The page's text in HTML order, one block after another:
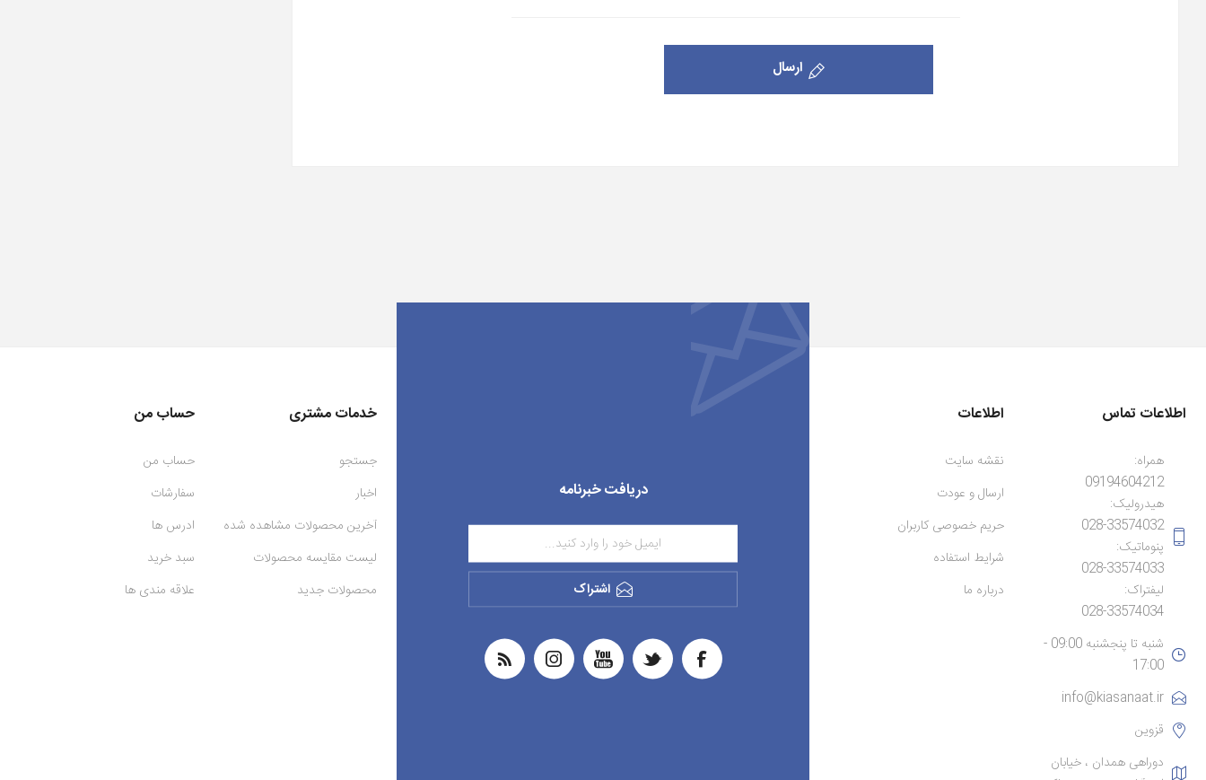
ارسال
دریافت خبرنامه
اشتراک
اطلاعات تماس
همراه:
09194604212
هیدرولیک:
028-33574032
پنوماتیک:
028-33574033
لیفتراک:
028-33574034
شنبه تا پنجشنبه 09:00 -
17:00
info@kiasanaat.ir
قزوین
دوراهی همدان ، خیابان
اطلاعات
نقشه سایت
ارسال و عودت
حریم خصوصی کاربران
شرایط استفاده
درباره ما
خدمات مشتری
جستجو
اخبار
آخرین محصولات مشاهده شده
لیست مقایسه محصولات
محصولات جدید
حساب من
حساب من
سفارشات
ادرس ها
سبد خرید
علاقه مندی ها